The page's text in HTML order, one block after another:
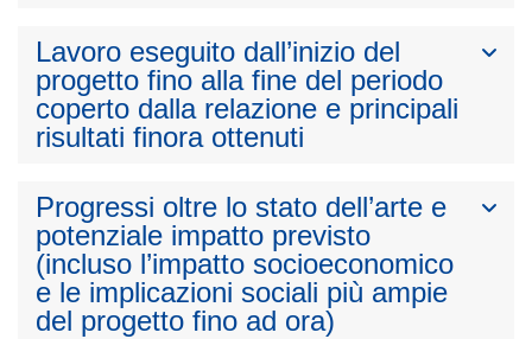
Lavoro eseguito dall’inizio del
progetto fino alla fine del periodo
coperto dalla relazione e principali
risultati finora ottenuti
Progressi oltre lo stato dell’arte e
potenziale impatto previsto
(incluso l’impatto socioeconomico
e le implicazioni sociali più ampie
del progetto fino ad ora)